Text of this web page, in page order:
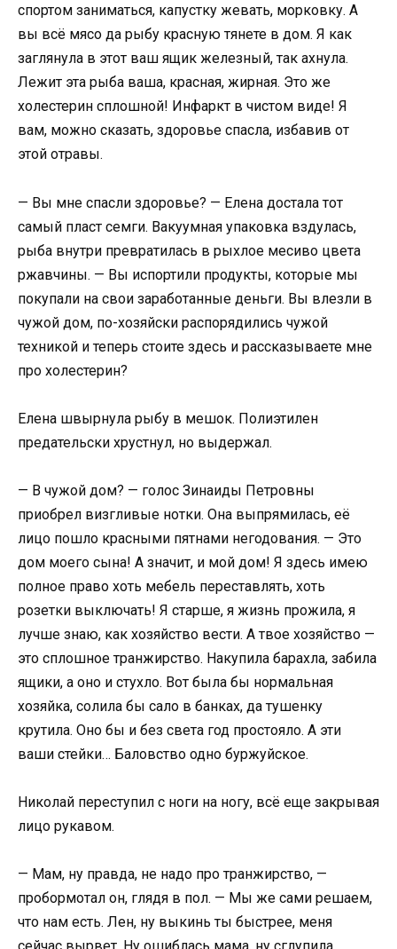
спортом заниматься, капустку жевать, морковку. А
вы всё мясо да рыбу красную тянете в дом. Я как
заглянула в этот ваш ящик железный, так ахнула.
Лежит эта рыба ваша, красная, жирная. Это же
холестерин сплошной! Инфаркт в чистом виде! Я
вам, можно сказать, здоровье спасла, избавив от
этой отравы.
— Вы мне спасли здоровье? — Елена достала тот
самый пласт семги. Вакуумная упаковка вздулась,
рыба внутри превратилась в рыхлое месиво цвета
ржавчины. — Вы испортили продукты, которые мы
покупали на свои заработанные деньги. Вы влезли в
чужой дом, по-хозяйски распорядились чужой
техникой и теперь стоите здесь и рассказываете мне
про холестерин?
Елена швырнула рыбу в мешок. Полиэтилен
предательски хрустнул, но выдержал.
— В чужой дом? — голос Зинаиды Петровны
приобрел визгливые нотки. Она выпрямилась, её
лицо пошло красными пятнами негодования. — Это
дом моего сына! А значит, и мой дом! Я здесь имею
полное право хоть мебель переставлять, хоть
розетки выключать! Я старше, я жизнь прожила, я
лучше знаю, как хозяйство вести. А твое хозяйство —
это сплошное транжирство. Накупила барахла, забила
ящики, а оно и стухло. Вот была бы нормальная
хозяйка, солила бы сало в банках, да тушенку
крутила. Оно бы и без света год простояло. А эти
ваши стейки… Баловство одно буржуйское.
Николай переступил с ноги на ногу, всё еще закрывая
лицо рукавом.
— Мам, ну правда, не надо про транжирство, —
пробормотал он, глядя в пол. — Мы же сами решаем,
что нам есть. Лен, ну выкинь ты быстрее, меня